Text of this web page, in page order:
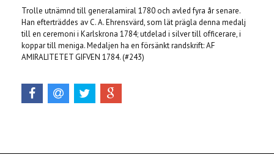
Trolle utnämnd till generalamiral 1780 och avled fyra år senare.
Han efterträddes av C. A. Ehrensvärd, som lät prägla denna medalj
till en ceremoni i Karlskrona 1784; utdelad i silver till officerare, i
koppar till meniga. Medaljen ha en försänkt randskrift: AF
AMIRALITETET GIFVEN 1784. (#243)